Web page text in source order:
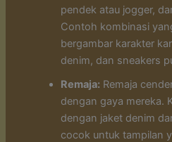
pendek atau jogger,
Contoh kombinasi
bergambar karakter
denim, dan sneakers
Remaja: Remaja
dengan gaya mereka.
dengan jaket denim
cocok untuk tampilan